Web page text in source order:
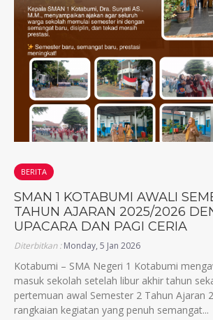
BERITA
SMAN 1 KOTABUMI AWALI
TAHUN AJARAN 2025/2026
UPACARA DAN PAGI CERIA
Diterbitkan :Monday, 5 Jan 2026
Kotabumi – SMA Negeri 1 Kotabumi
masuk sekolah setelah libur akhir tahun
pertemuan awal Semester 2 Tahun Ajaran
rangkaian kegiatan yang penuh semangat...